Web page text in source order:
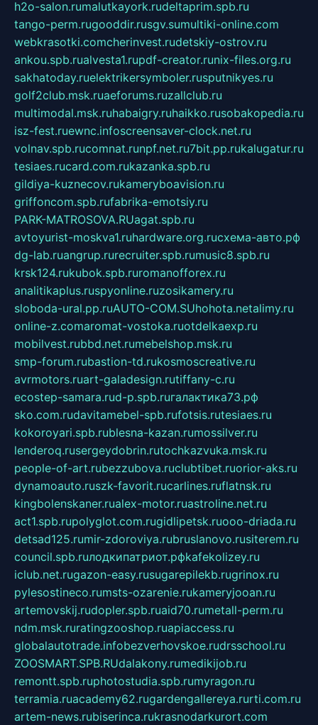
h2o-salon.rumalutkayork.rudeltaprim.spb.ru
tango-perm.rugooddir.rusgv.sumultiki-online.com
webkrasotki.comcherinvest.rudetskiy-ostrov.ru
ankou.spb.rualvesta1.rupdf-creator.runix-files.org.ru
sakhatoday.ruelektrikersymboler.rusputnikyes.ru
golf2club.msk.ruaeforums.ruzallclub.ru
multimodal.msk.ruhabaigry.ruhaikko.rusobakopedia.ru
isz-fest.ruewnc.infoscreensaver-clock.net.ru
volnav.spb.rucomnat.runpf.net.ru7bit.pp.rukalugatur.ru
tesiaes.rucard.com.rukazanka.spb.ru
gildiya-kuznecov.rukameryboavision.ru
griffoncom.spb.rufabrika-emotsiy.ru
PARK-MATROSOVA.RUagat.spb.ru
avtoyurist-moskva1.ruhardware.org.ruсхема-авто.рф
dg-lab.ruangrup.rurecruiter.spb.rumusic8.spb.ru
krsk124.rukubok.spb.ruromanofforex.ru
analitikaplus.ruspyonline.ruzosikamery.ru
sloboda-ural.pp.ruAUTO-COM.SUhohota.netalimy.ru
online-z.comaromat-vostoka.ruotdelkaexp.ru
mobilvest.rubbd.net.rumebelshop.msk.ru
smp-forum.rubastion-td.rukosmoscreative.ru
avrmotors.ruart-galadesign.rutiffany-c.ru
ecostep-samara.rud-p.spb.ruгалактика73.рф
sko.com.rudavitamebel-spb.rufotsis.rutesiaes.ru
kokoroyari.spb.rublesna-kazan.rumossilver.ru
lenderoq.rusergeydobrin.rutochkazvuka.msk.ru
people-of-art.rubezzubova.ruclubtibet.ruorior-aks.ru
dynamoauto.ruszk-favorit.rucarlines.ruflatnsk.ru
kingbolenskaner.rualex-motor.ruastroline.net.ru
act1.spb.rupolyglot.com.rugidlipetsk.ruooo-driada.ru
detsad125.rumir-zdoroviya.rubruslanovo.rusiterem.ru
council.spb.ruлодкипатриот.рфkafekolizey.ru
iclub.net.rugazon-easy.rusugarepilekb.rugrinox.ru
pylesostineco.rumsts-ozarenie.rukameryjooan.ru
artemovskij.rudopler.spb.ruaid70.rumetall-perm.ru
ndm.msk.ruratingzooshop.ruapiaccess.ru
globalautotrade.infobezverhovskoe.rudrsschool.ru
ZOOSMART.SPB.RUdalakony.rumedikijob.ru
remontt.spb.ruphotostudia.spb.rumyragon.ru
terramia.ruacademy62.rugardengallereya.rurti.com.ru
artem-news.rubiserinca.rukrasnodarkurort.com